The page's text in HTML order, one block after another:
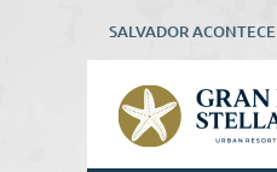
SALVADOR ACONTECE